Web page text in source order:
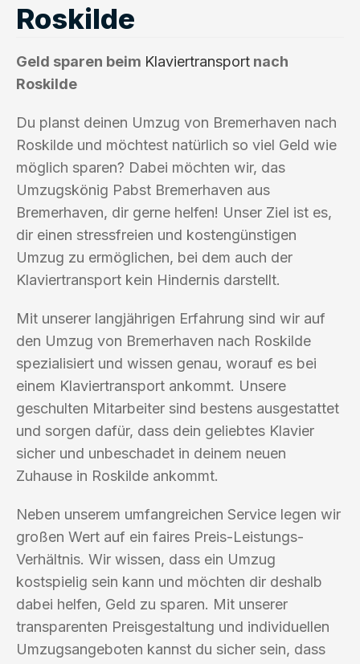
Roskilde
Geld sparen beim Klaviertransport nach
Roskilde
Du planst deinen Umzug von Bremerhaven nach
Roskilde und möchtest natürlich so viel Geld wie
möglich sparen? Dabei möchten wir, das
Umzugskönig Pabst Bremerhaven aus
Bremerhaven, dir gerne helfen! Unser Ziel ist es,
dir einen stressfreien und kostengünstigen
Umzug zu ermöglichen, bei dem auch der
Klaviertransport kein Hindernis darstellt.
Mit unserer langjährigen Erfahrung sind wir auf
den Umzug von Bremerhaven nach Roskilde
spezialisiert und wissen genau, worauf es bei
einem Klaviertransport ankommt. Unsere
geschulten Mitarbeiter sind bestens ausgestattet
und sorgen dafür, dass dein geliebtes Klavier
sicher und unbeschadet in deinem neuen
Zuhause in Roskilde ankommt.
Neben unserem umfangreichen Service legen wir
großen Wert auf ein faires Preis-Leistungs-
Verhältnis. Wir wissen, dass ein Umzug
kostspielig sein kann und möchten dir deshalb
dabei helfen, Geld zu sparen. Mit unserer
transparenten Preisgestaltung und individuellen
Umzugsangeboten kannst du sicher sein, dass